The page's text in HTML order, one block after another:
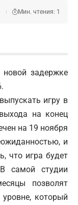
Мин. чтения: 1
задержке
игру в
на конец
на 19 ноября
и
что игра будет
самой студии
позволят
который